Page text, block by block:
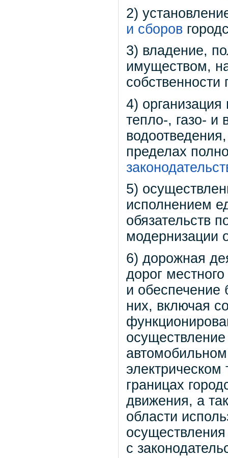
2)
и сборов
3) владение,
имуществом,
собственности
4) организация
тепло-, газо- и
пределах
5)
исполнением
обязательств
модернизации
6) дорожная
дорог местного
и обеспечение
них, включая
границах
движения, а
области
с